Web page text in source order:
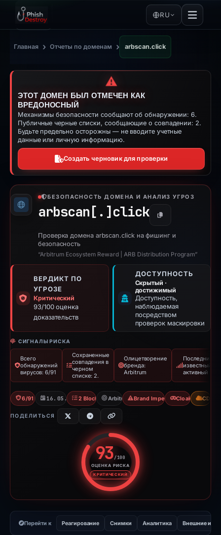
RU
Главная › Отчеты по доменам › arbscan.click
⚠️
ЭТОТ ДОМЕН БЫЛ ОТМЕЧЕН КАК
ВРЕДОНОСНЫЙ
Механизмы безопасности сообщают об обнаружении: 6.
Публичные черные списки, сообщающие о совпадении: 2.
Будьте предельно осторожны — не вводите учетные
данные или личную информацию.
Создать черновик для проверки
БЕЗОПАСНОСТЬ ДОМЕНА И АНАЛИЗ УГРОЗ
arbscan[.] click Копировать
Проверка домена arbscan.click на фишинг и
безопасность
“Arbitrum Ecosystem Reward | ARB Distribution Program”
ВЕРДИКТ ПО
УГРОЗЕ
Критический
93/100 оценка
доказательств
ДОСТУПНОСТЬ
Скрытый ·
достижимый
Доступность,
наблюдаемая
посредством
проверок маскировки
СИГНАЛЫ РИСКА
Всего
обнаружений
вирусов: 6/91
Сохраненные
совпадения в
черном
списке: 2.
Олицетворение
бренда:
Arbitrum
Последний
известный
активный
6/91 VT 16.05.20262 BlocklistsArbitrum Brand Impersonation
Cloaking CDN
ПОДЕЛИТЬСЯ
93/100
ОЦЕНКА РИСКА
КРИТИЧЕСКИЙ
Оценка риска: 93 из 100.
Перейти к Реагирование Снимки Аналитика Внешние